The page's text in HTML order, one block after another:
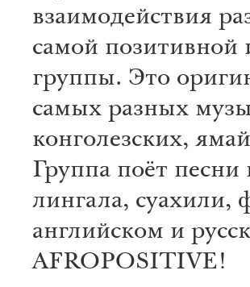
взаимодействия
самой
группы. Это
самых разных
конголезских,
Группа поёт
лингала, суахили,
английском и
AFROPOSITIVE!